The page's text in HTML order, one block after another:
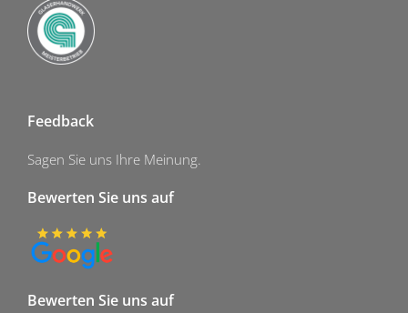
Feedback
Sagen Sie uns Ihre Meinung.
Bewerten Sie uns auf
Bewerten Sie uns auf